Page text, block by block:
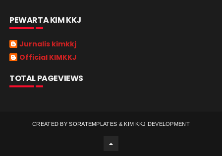
PEWARTA KIM KKJ
Jurnalis kimkkj
Official KIMKKJ
TOTAL PAGEVIEWS
CREATED BYSORATEMPLATES & KIM KKJ DEVELOPMENT